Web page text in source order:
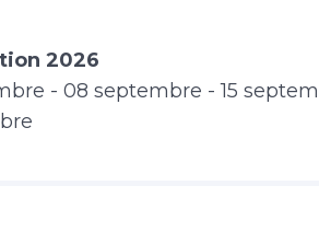
2026
- 08 septembre - 15